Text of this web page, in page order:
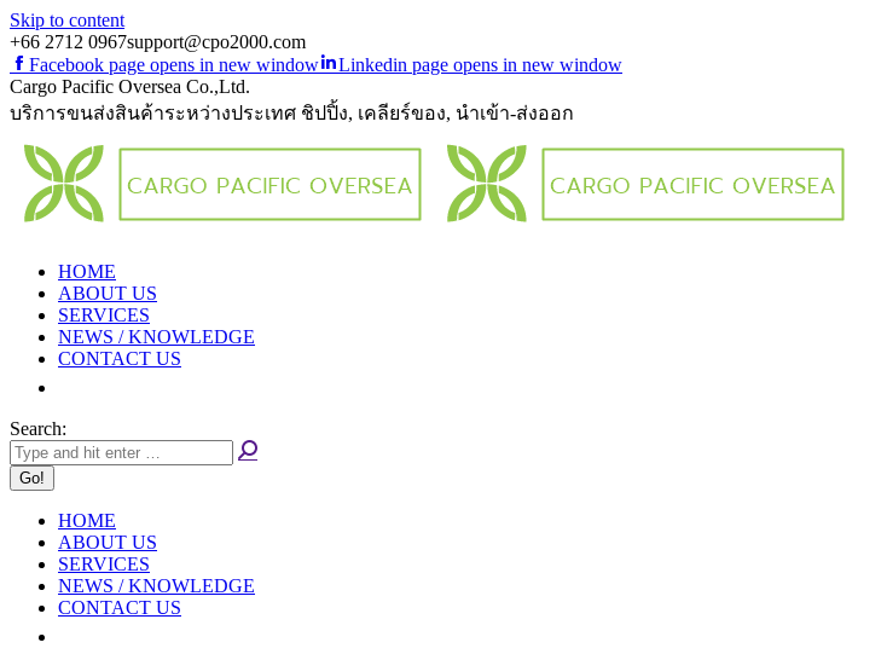
Skip to content
+66 2712 0967support@cpo2000.com
Facebook page opens in new window
Linkedin page opens in new window
Cargo Pacific Oversea Co.,Ltd.
บริการขนส่งสินค้าระหว่างประเทศ ชิปปิ้ง, เคลียร์ของ, นำเข้า-ส่งออก
HOME
ABOUT US
SERVICES
NEWS / KNOWLEDGE
CONTACT US
Search:
HOME
ABOUT US
SERVICES
NEWS / KNOWLEDGE
CONTACT US